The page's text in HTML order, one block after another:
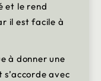
et le rend
il est facile à
à donner une
avec